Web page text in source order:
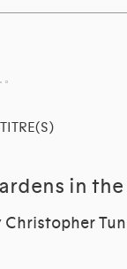
TITRE(S)
in
Christopher